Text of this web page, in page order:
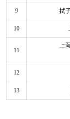
9 拭
10
11
上
12
13